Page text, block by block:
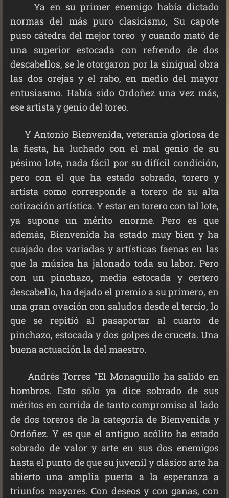
Ya en su primer enemigo había dictado
normas del más puro clasicismo, Su capote
puso cátedra del mejor toreo y cuando mató de
una superior estocada con refrendo de dos
descabellos, se le otorgaron por la sinigual obra
las dos orejas y el rabo, en medio del mayor
entusiasmo. Había sido Ordoñez una vez más,
ese artista y genio del toreo.
Y Antonio Bienvenida, veteranía gloriosa de
la fiesta, ha luchado con el mal genio de su
pésimo lote, nada fácil por su difícil condición,
pero con el que ha estado sobrado, torero y
artista como corresponde a torero de su alta
cotización artística. Y estar en torero con tal lote,
ya supone un mérito enorme. Pero es que
además, Bienvenida ha estado muy bien y ha
cuajado dos variadas y artísticas faenas en las
que la música ha jalonado toda su labor. Pero
con un pinchazo, media estocada y certero
descabello, ha dejado el premio a su primero, en
una gran ovación con saludos desde el tercio, lo
que se repitió al pasaportar al cuarto de
pinchazo, estocada y dos golpes de cruceta. Una
buena actuación la del maestro.
Andrés Torres “El Monaguillo ha salido en
hombros. Esto sólo ya dice sobrado de sus
méritos en corrida de tanto compromiso al lado
de dos toreros de la categoría de Bienvenida y
Ordóñez. Y es que el antiguo acólito ha estado
sobrado de valor y arte en sus dos enemigos
hasta el punto de que su juvenil y clásico arte ha
abierto una amplia puerta a la esperanza a
triunfos mayores. Con deseos y con ganas, con